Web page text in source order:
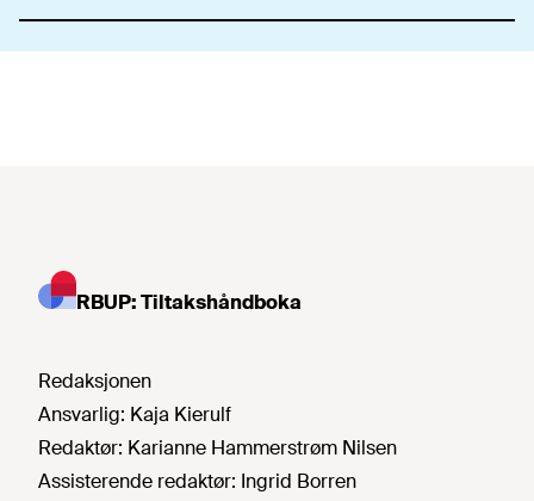
RBUP: Tiltakshåndboka
Redaksjonen
Ansvarlig: Kaja Kierulf
Redaktør: Karianne Hammerstrøm Nilsen
Assisterende redaktør: Ingrid Borren